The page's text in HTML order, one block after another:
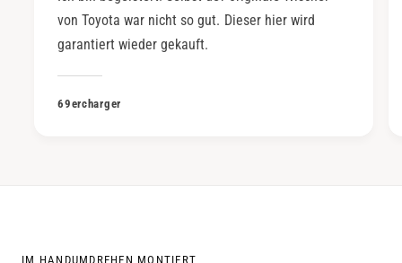
von Toyota war nicht so gut. Dieser hier wird
garantiert wieder gekauft.
69ercharger
IM HANDUMDREHEN MONTIERT